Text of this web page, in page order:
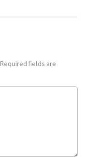
Required fields are